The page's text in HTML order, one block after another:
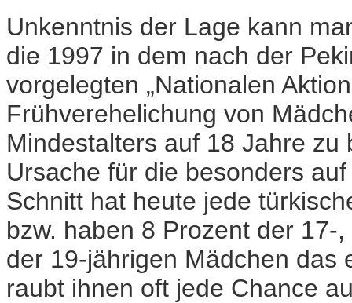
Unkenntnis der Lage kann
die 1997 in dem nach der
vorgelegten „Nationalen
Frühverehelichung von
Mindestalters auf 18 Jahre
Ursache für die besonders
Schnitt hat heute jede
bzw. haben 8 Prozent der
der 19-jährigen Mädchen das
raubt ihnen oft jede Chance